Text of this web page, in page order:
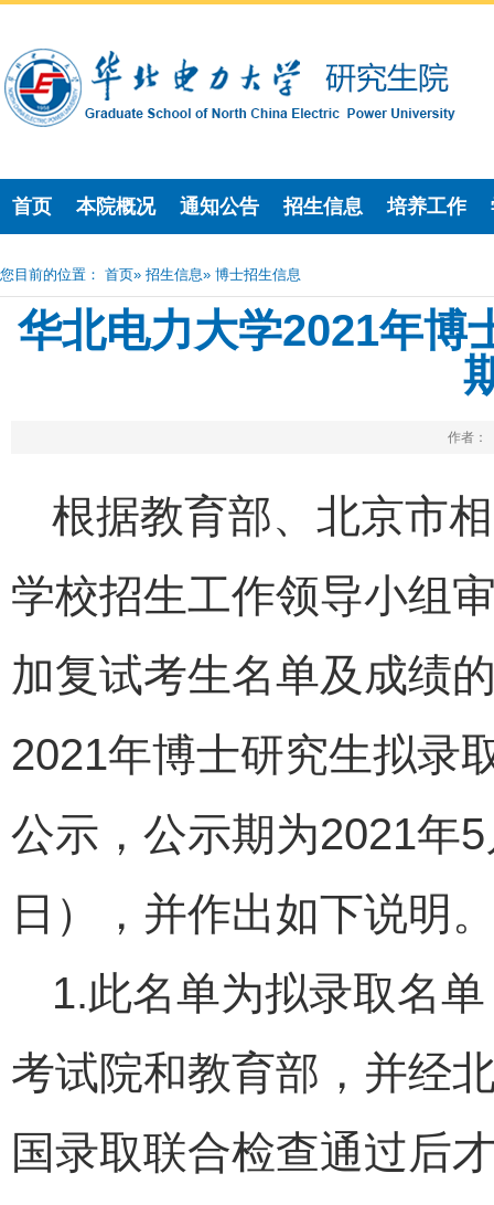
首页 本院概况 通知公告 招生信息 培养工作
您目前的位置： 首页» 招生信息» 博士招生信息
华北电力大学2021年博
作者：
根据教育部、北京市
学校招生工作领导小组
加复试考生名单及成绩
2021年博士研究生拟录
公示，公示期为2021年
日），并作出如下说明
1.此名单为拟录取名
考试院和教育部，并经
国录取联合检查通过后